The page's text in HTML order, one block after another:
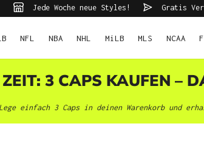
Jede Woche neue Styles! Gratis
NFL NBA NHL MiLB MLS NCAA
3 CAPS KAUFEN –
Lege einfach 3 Caps in deinen Warenkorb und